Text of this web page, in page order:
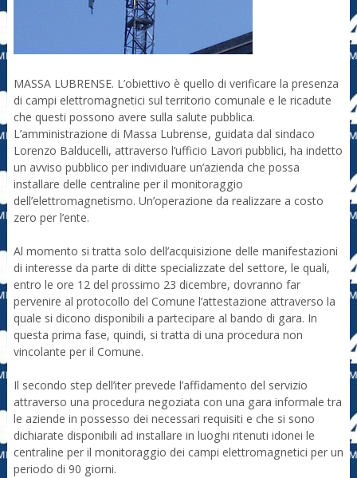
MASSA LUBRENSE. L’obiettivo è quello di verificare la presenza
di campi elettromagnetici sul territorio comunale e le ricadute
che questi possono avere sulla salute pubblica.
L’amministrazione di Massa Lubrense, guidata dal sindaco
Lorenzo Balducelli, attraverso l’ufficio Lavori pubblici, ha indetto
un avviso pubblico per individuare un’azienda che possa
installare delle centraline per il monitoraggio
dell’elettromagnetismo. Un’operazione da realizzare a costo
zero per l’ente.
Al momento si tratta solo dell’acquisizione delle manifestazioni
di interesse da parte di ditte specializzate del settore, le quali,
entro le ore 12 del prossimo 23 dicembre, dovranno far
pervenire al protocollo del Comune l’attestazione attraverso la
quale si dicono disponibili a partecipare al bando di gara. In
questa prima fase, quindi, si tratta di una procedura non
vincolante per il Comune.
Il secondo step dell’iter prevede l’affidamento del servizio
attraverso una procedura negoziata con una gara informale tra
le aziende in possesso dei necessari requisiti e che si sono
dichiarate disponibili ad installare in luoghi ritenuti idonei le
centraline per il monitoraggio dei campi elettromagnetici per un
periodo di 90 giorni.